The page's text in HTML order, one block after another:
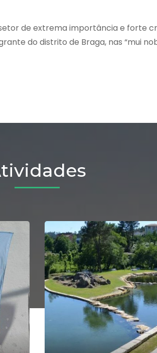
de extrema importância e forte
do distrito de Braga, nas “mui